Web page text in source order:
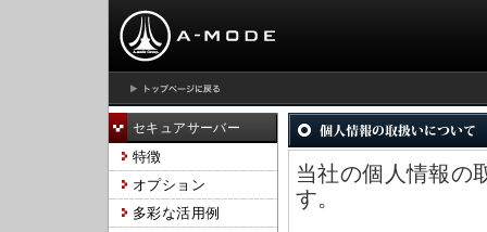
セキュアサーバー
特徴
オプション
多彩な活用例
当社の個人情報の
す。